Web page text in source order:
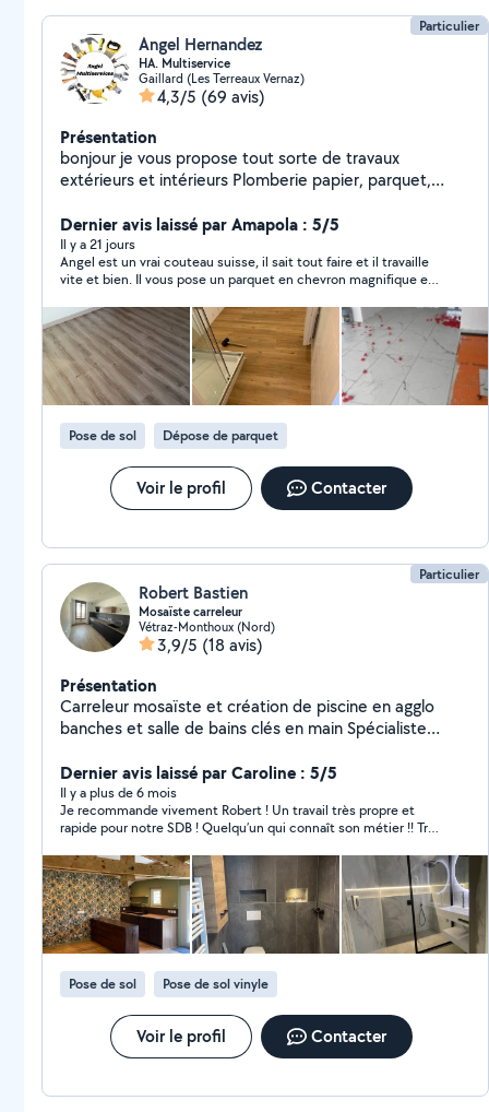
Particulier
Angel Hernandez
HA. Multiservice
Gaillard (Les Terreaux Vernaz)
4,3/5 (69 avis)
Présentation
bonjour je vous propose tout sorte de travaux
extérieurs et intérieurs Plomberie papier, parquet,
tout sorte de meubles nesite pas à me contacter
merci d'avance à tout le monde
Dernier avis laissé par Amapola : 5/5
Il y a 21 jours
Angel est un vrai couteau suisse, il sait tout faire et il travaille
vite et bien. Il vous pose un parquet en chevron magnifique et
l'électricité et la plomberie,il peint, il monte des meubles, bref
il est très polyvalent, professionnel, fiable et sérieux. Je le
recommande à 100%.
Pose de sol Dépose de parquet
Voir le profil Contacter
Particulier
Robert Bastien
Mosaïste carreleur
Vétraz-Monthoux (Nord)
3,9/5 (18 avis)
Présentation
Carreleur mosaïste et création de piscine en agglo
banches et salle de bains clés en main Spécialiste
Dernier avis laissé par Caroline : 5/5
Il y a plus de 6 mois
Je recommande vivement Robert ! Un travail très propre et
rapide pour notre SDB ! Quelqu’un qui connaît son métier !! Très
Pose de sol Pose de sol vinyle
Voir le profil Contacter